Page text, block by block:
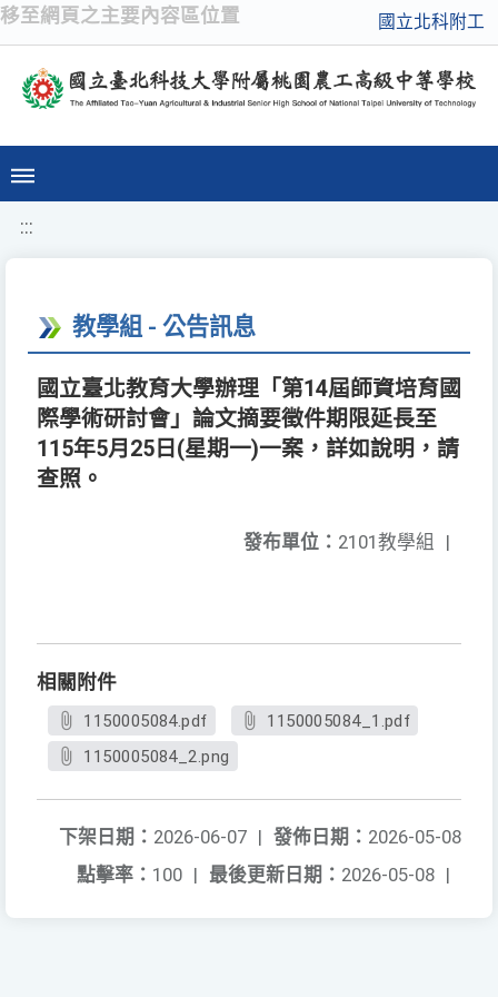
移至網頁之主要內容區位置 國立北科附工
:::
教學組 - 公告訊息
國立臺北教育大學辦理「第14屆師資培育國
際學術研討會」論文摘要徵件期限延長至
115年5月25日(星期一)一案，詳如說明，請
查照。
發布單位： 2101教學組 |
相關附件
1150005084.pdf
1150005084_1.pdf
1150005084_2.png
發佈日期： 2026-05-08
下架日期： 2026-06-07 |
最後更新日期： 2026-05-08 |
點擊率： 100 |